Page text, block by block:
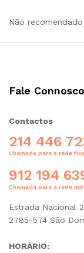
Não
Fale Connosco
Contactos
214 446
Chamada para a rede
912 194
Chamada para a rede
Estrada Nacional
2785-574 São
HORÁRIO: